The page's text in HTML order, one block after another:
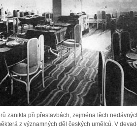
zanikla při přestavbách, zejména těch
z významných děl českých umělců. V